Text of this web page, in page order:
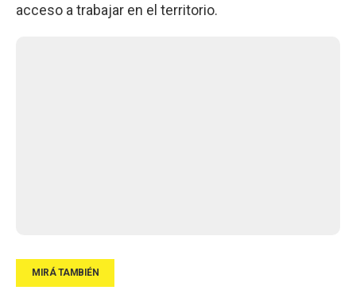
acceso a trabajar en el territorio.